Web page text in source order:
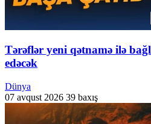
Tərəflər yeni qətnamə ilə
edəcək
Dünya
07 avqust 2026 39 baxış